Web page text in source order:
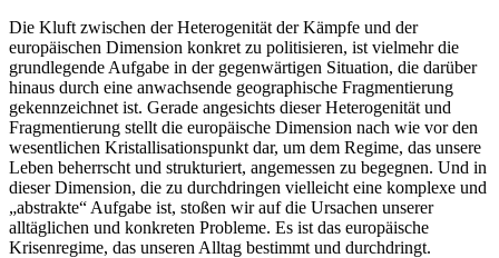
Die Kluft zwischen der Heterogenität der Kämpfe und der
europäischen Dimension konkret zu politisieren, ist vielmehr die
grundlegende Aufgabe in der gegenwärtigen Situation, die darüber
hinaus durch eine anwachsende geographische Fragmentierung
gekennzeichnet ist. Gerade angesichts dieser Heterogenität und
Fragmentierung stellt die europäische Dimension nach wie vor den
wesentlichen Kristallisationspunkt dar, um dem Regime, das unsere
Leben beherrscht und strukturiert, angemessen zu begegnen. Und in
dieser Dimension, die zu durchdringen vielleicht eine komplexe und
„abstrakte“ Aufgabe ist, stoßen wir auf die Ursachen unserer
alltäglichen und konkreten Probleme. Es ist das europäische
Krisenregime, das unseren Alltag bestimmt und durchdringt.